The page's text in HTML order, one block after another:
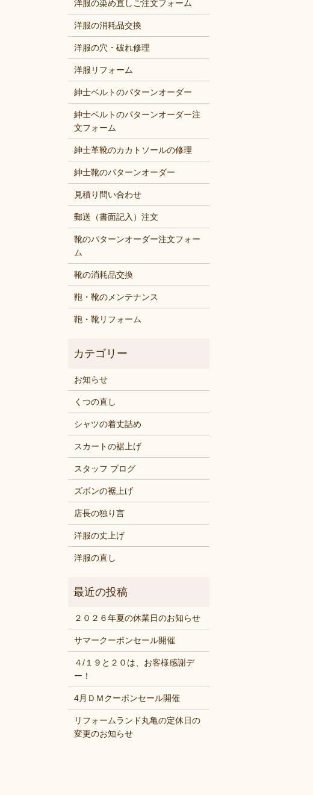
洋服の染め直しご注文フォーム
洋服の消耗品交換
洋服の穴・破れ修理
洋服リフォーム
紳士ベルトのパターンオーダー
紳士ベルトのパターンオーダー注
文フォーム
紳士革靴のカカトソールの修理
紳士靴のパターンオーダー
見積り問い合わせ
郵送（書面記入）注文
靴のパターンオーダー注文フォー
ム
靴の消耗品交換
鞄・靴のメンテナンス
鞄・靴リフォーム
お知らせ
くつの直し
シャツの着丈詰め
スカートの裾上げ
スタッフ ブログ
ズボンの裾上げ
店長の独り言
洋服の丈上げ
洋服の直し
２０２６年夏の休業日のお知らせ
サマークーポンセール開催
４/１９と２０は、お客様感謝デ
ー！
4月ＤＭクーポンセール開催
リフォームランド丸亀の定休日の
変更のお知らせ